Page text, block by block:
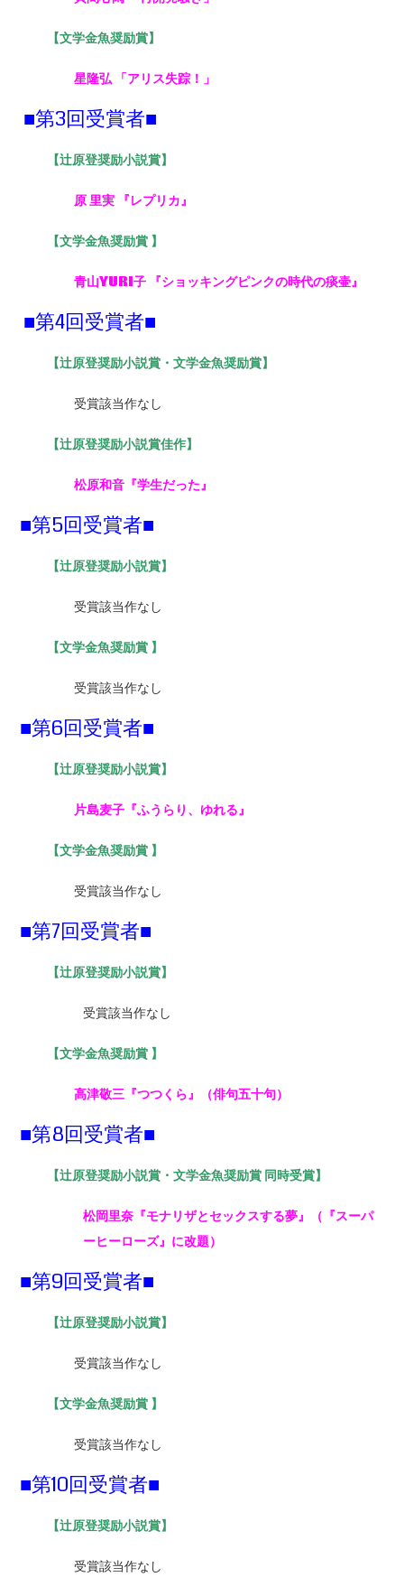
【文学金魚奨励賞】
星隆弘 「アリス失踪！」
■第3回受賞者■
【辻原登奨励小説賞】
原里実 『レプリカ』
【文学金魚奨励賞 】
青山YURI子 『ショッキングピンクの時代の痰壷』
■第4回受賞者■
【辻原登奨励小説賞・文学金魚奨励賞】
受賞該当作なし
【辻原登奨励小説賞佳作】
松原和音『学生だった』
■第5回受賞者■
【辻原登奨励小説賞】
受賞該当作なし
【文学金魚奨励賞 】
受賞該当作なし
■第6回受賞者■
【辻原登奨励小説賞】
片島麦子『ふうらり、ゆれる』
【文学金魚奨励賞 】
受賞該当作なし
■第7回受賞者■
【辻原登奨励小説賞】
受賞該当作なし
【文学金魚奨励賞 】
高津敬三『つつくら』（俳句五十句）
■第8回受賞者■
【辻原登奨励小説賞・文学金魚奨励賞 同時受賞】
松岡里奈『モナリザとセックスする夢』（『スーパ
ーヒーローズ』に改題）
■第9回受賞者■
【辻原登奨励小説賞】
受賞該当作なし
【文学金魚奨励賞 】
受賞該当作なし
■第10回受賞者■
【辻原登奨励小説賞】
受賞該当作なし